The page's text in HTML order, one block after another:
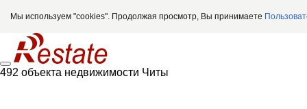
Мы используем "cookies". Продолжая просмотр, Вы принимаете
492 объекта недвижимости Читы